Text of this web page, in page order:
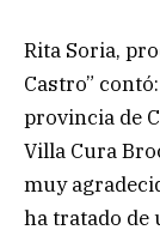
Rita Soria,
Castro”
provincia de
Villa Cura
muy
ha tratado de